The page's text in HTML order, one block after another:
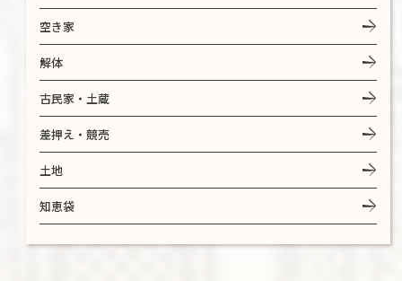
空き家
解体
古民家・土蔵
差押え・競売
土地
知恵袋